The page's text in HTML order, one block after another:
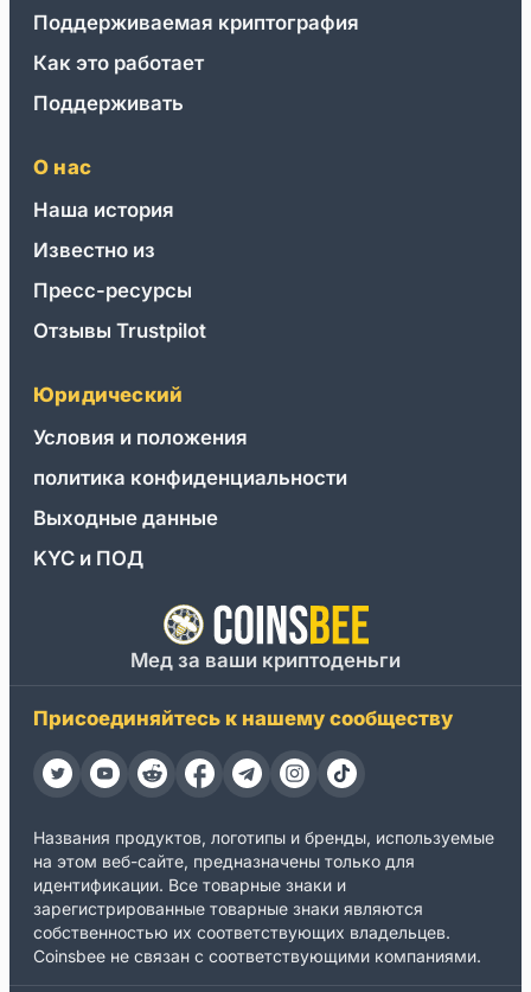
PlayStation
Поддерживаемая криптография
Как это работает
Поддерживать
О нас
Наша история
Известно из
Пресс-ресурсы
Отзывы Trustpilot
Юридический
Условия и положения
политика конфиденциальности
Выходные данные
KYC и ПОД
Мед за ваши криптоденьги
Присоединяйтесь к нашему сообществу
Названия продуктов, логотипы и бренды, используемые
на этом веб-сайте, предназначены только для
идентификации. Все товарные знаки и
зарегистрированные товарные знаки являются
собственностью их соответствующих владельцев.
Coinsbee не связан с соответствующими компаниями.